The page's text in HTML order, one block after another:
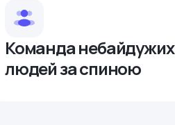
Команда небайдужих
людей за спиною